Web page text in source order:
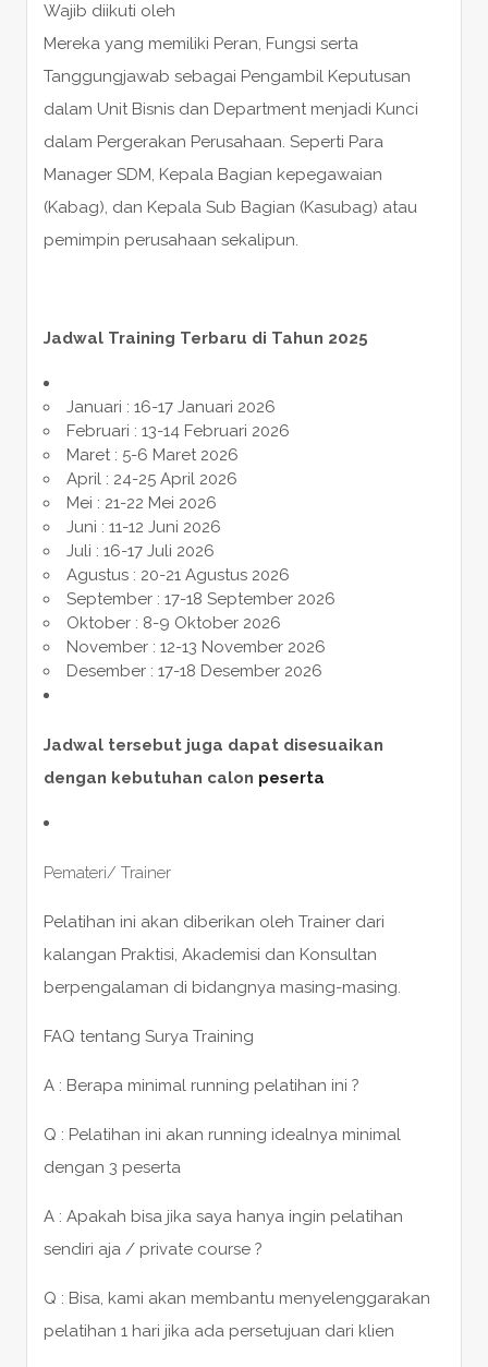
Wajib diikuti oleh
Mereka yang memiliki Peran, Fungsi serta
Tanggungjawab sebagai Pengambil Keputusan
dalam Unit Bisnis dan Department menjadi Kunci
dalam Pergerakan Perusahaan. Seperti Para
Manager SDM, Kepala Bagian kepegawaian
(Kabag), dan Kepala Sub Bagian (Kasubag) atau
pemimpin perusahaan sekalipun.
Jadwal Training Terbaru di Tahun 2025
Januari : 16-17 Januari 2026
Februari : 13-14 Februari 2026
Maret : 5-6 Maret 2026
April : 24-25 April 2026
Mei : 21-22 Mei 2026
Juni : 11-12 Juni 2026
Juli : 16-17 Juli 2026
Agustus : 20-21 Agustus 2026
September : 17-18 September 2026
Oktober : 8-9 Oktober 2026
November : 12-13 November 2026
Desember : 17-18 Desember 2026
Jadwal tersebut juga dapat disesuaikan
dengan kebutuhan calon peserta
Pemateri/ Trainer
Pelatihan ini akan diberikan oleh Trainer dari
kalangan Praktisi, Akademisi dan Konsultan
berpengalaman di bidangnya masing-masing.
FAQ tentang Surya Training
A : Berapa minimal running pelatihan ini ?
Q : Pelatihan ini akan running idealnya minimal
dengan 3 peserta
A : Apakah bisa jika saya hanya ingin pelatihan
sendiri aja / private course ?
Q : Bisa, kami akan membantu menyelenggarakan
pelatihan 1 hari jika ada persetujuan dari klien